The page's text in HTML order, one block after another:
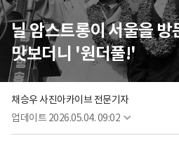
닐 암스트롱이 서울을
맛보더니 '원더풀!'
채승우 사진아카이브 전문기자
업데이트 2026.05.04. 09:02